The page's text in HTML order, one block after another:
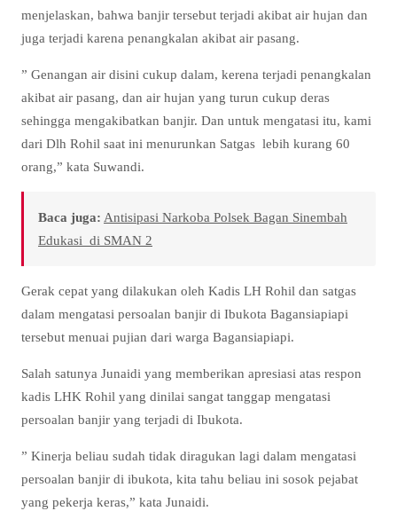
menjelaskan, bahwa banjir tersebut terjadi akibat air hujan dan
juga terjadi karena penangkalan akibat air pasang.
” Genangan air disini cukup dalam, kerena terjadi penangkalan
akibat air pasang, dan air hujan yang turun cukup deras
sehingga mengakibatkan banjir. Dan untuk mengatasi itu, kami
dari Dlh Rohil saat ini menurunkan Satgas lebih kurang 60
orang,” kata Suwandi.
Baca juga: Antisipasi Narkoba Polsek Bagan Sinembah
Edukasi di SMAN 2
Gerak cepat yang dilakukan oleh Kadis LH Rohil dan satgas
dalam mengatasi persoalan banjir di Ibukota Bagansiapiapi
tersebut menuai pujian dari warga Bagansiapiapi.
Salah satunya Junaidi yang memberikan apresiasi atas respon
kadis LHK Rohil yang dinilai sangat tanggap mengatasi
persoalan banjir yang terjadi di Ibukota.
” Kinerja beliau sudah tidak diragukan lagi dalam mengatasi
persoalan banjir di ibukota, kita tahu beliau ini sosok pejabat
yang pekerja keras,” kata Junaidi.